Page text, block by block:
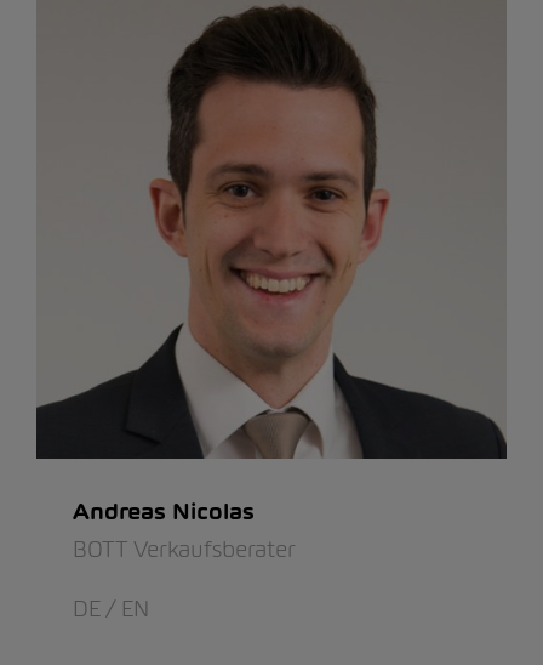
Andreas Nicolas
BOTT Verkaufsberater
DE / EN